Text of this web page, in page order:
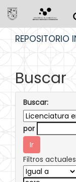
REPOSITORIO
Buscar
Buscar:
por
Filtros